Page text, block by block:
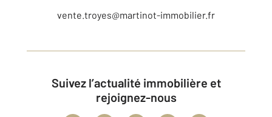
vente.troyes@martinot-immobilier.fr
Suivez l’actualité immobilière et
rejoignez-nous